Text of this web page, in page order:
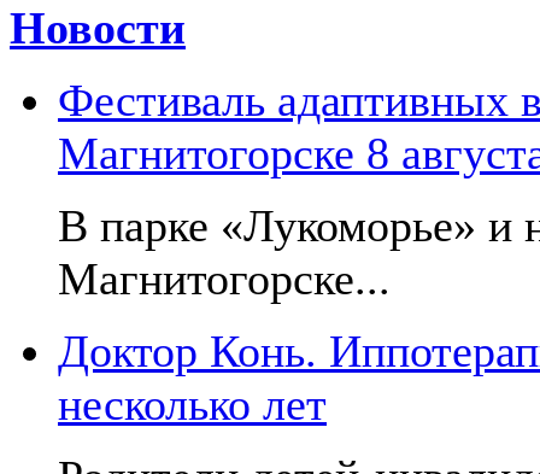
Новости
Фестиваль адаптивных
Магнитогорске 8
В парке «Лукоморье» и
Магнитогорске...
Доктор Конь.
несколько лет